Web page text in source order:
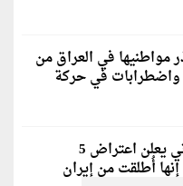
في العراق من
واضطرابات في حركة
الجيش الأردني يعلن اعتراض 5
أُطلقت من إيران